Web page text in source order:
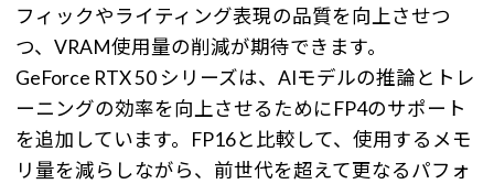
フィックやライティング表現の品質を向上させつ
つ、VRAM使用量の削減が期待できます。
GeForce RTX 50 シリーズは、AIモデルの推論とトレ
ーニングの効率を向上させるためにFP4のサポート
を追加しています。FP16と比較して、使用するメモ
リ量を減らしながら、前世代を超えて更なるパフォ